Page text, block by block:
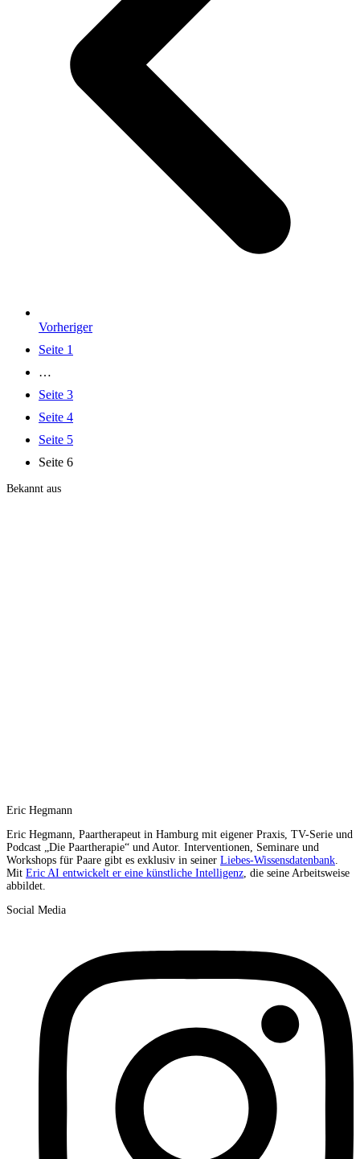
Vorheriger
Seite 1
…
Seite 3
Seite 4
Seite 5
Seite 6
Bekannt aus
Eric Hegmann
Eric Hegmann, Paartherapeut in Hamburg mit eigener Praxis, TV-Serie und
Podcast „Die Paartherapie“ und Autor. Interventionen, Seminare und
Workshops für Paare gibt es exklusiv in seiner Liebes-Wissensdatenbank.
Mit Eric AI entwickelt er eine künstliche Intelligenz, die seine Arbeitsweise
abbildet.
Social Media